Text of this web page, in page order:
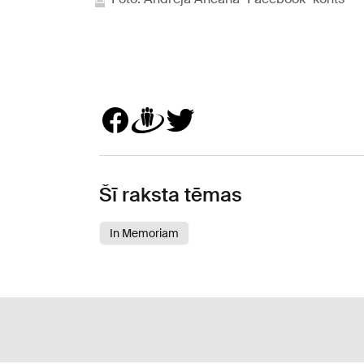
Šī raksta tēmas
In Memoriam